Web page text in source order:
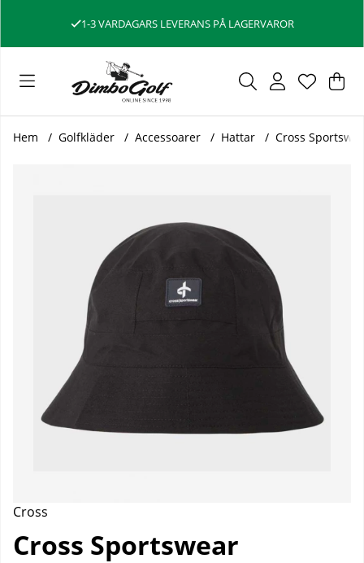
1-3 VARDAGARS LEVERANS PÅ LAGERVAROR
.
Hem Golfkläder Accessoarer Hattar Cross
Cross
Cross Sportswear